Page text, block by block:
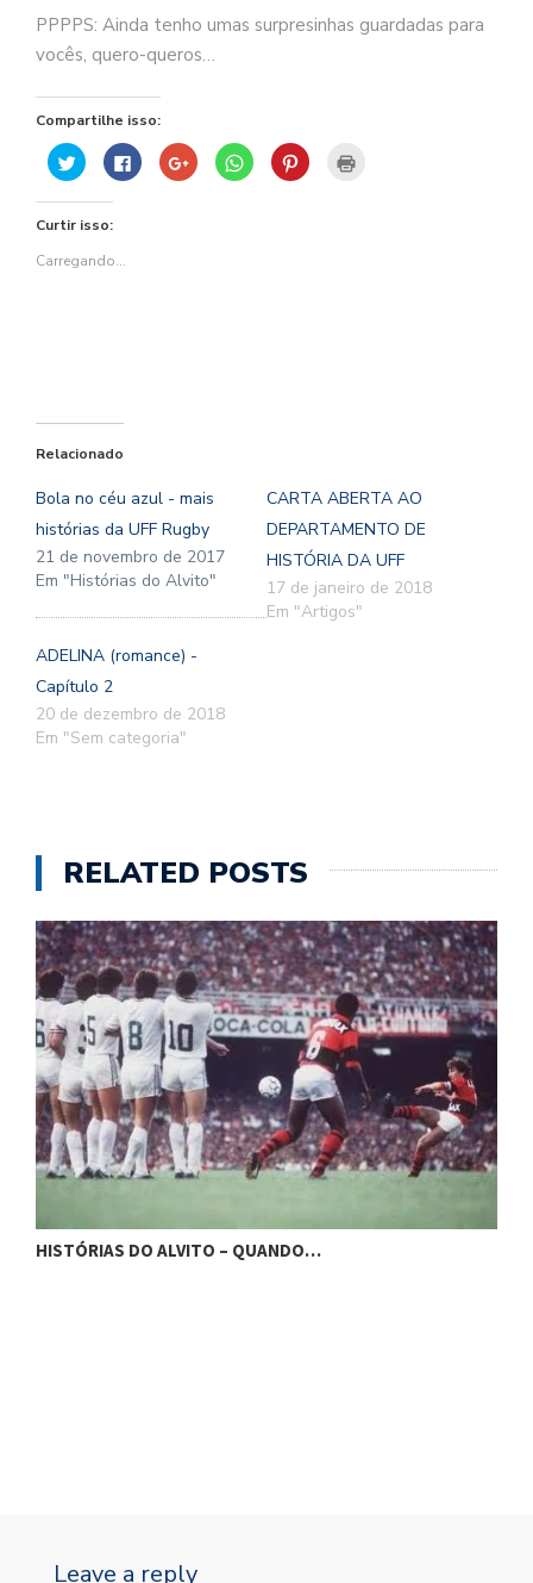
PPPPS: Ainda tenho umas surpresinhas guardadas para
vocês, quero-queros…
Compartilhe isso:
Clique
para
compartilhar
no
em
janela)
Clique
para
compartilhar
Compartilhe
no
Google+
Clique
para
compartilhar
Clique
para
Curtir isso:
Carregando...
Relacionado
Bola no céu azul - mais
histórias da UFF Rugby
21 de novembro de 2017
Em "Histórias do Alvito"
CARTA ABERTA AO
DEPARTAMENTO DE
HISTÓRIA DA UFF
17 de janeiro de 2018
Em "Artigos"
ADELINA (romance) -
Capítulo 2
20 de dezembro de 2018
Em "Sem categoria"
RELATED POSTS
HISTÓRIAS DO ALVITO – BLUMENAU…
Leave a reply